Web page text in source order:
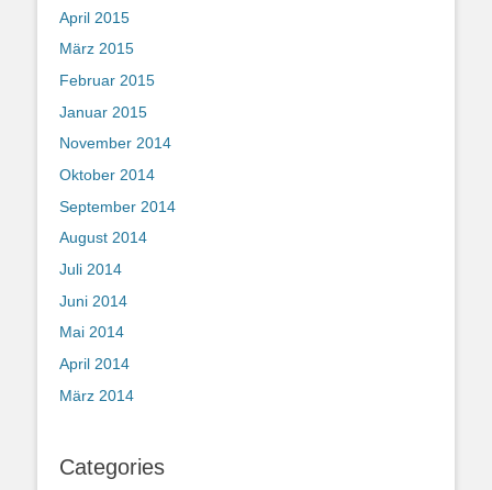
April 2015
März 2015
Februar 2015
Januar 2015
November 2014
Oktober 2014
September 2014
August 2014
Juli 2014
Juni 2014
Mai 2014
April 2014
März 2014
Categories